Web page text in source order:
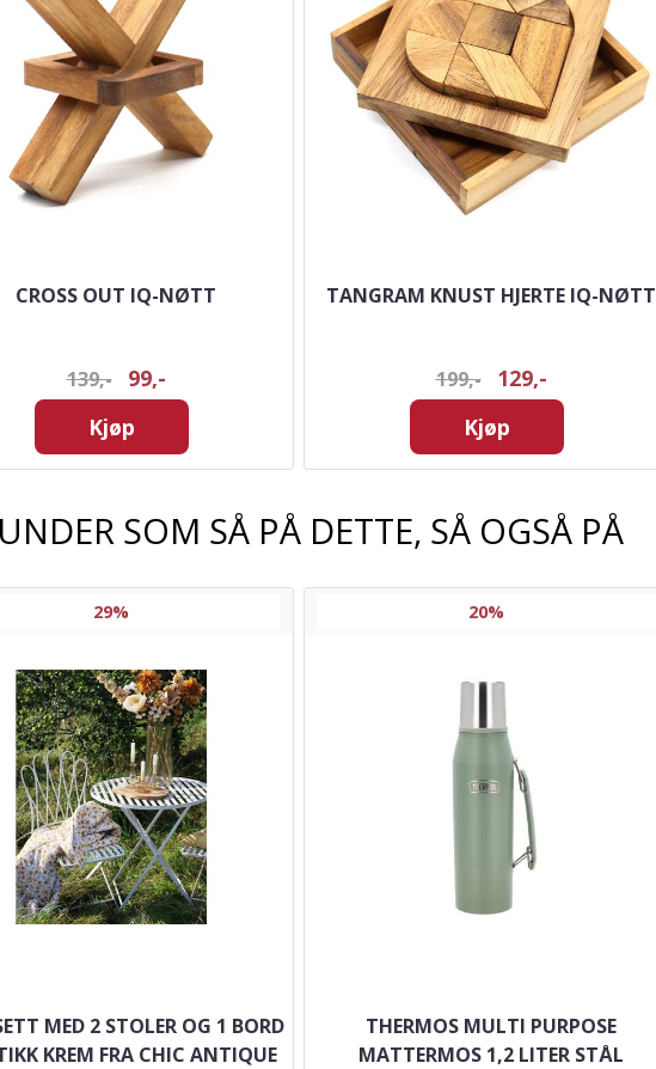
CROSS OUT IQ-NØTT
139,-
99,-
Kjøp
TANGRAM KNUST HJERTE IQ-NØTT
199,-
129,-
Kjøp
SOM SÅ PÅ DETTE, SÅ OGSÅ PÅ
29%
MED 2 STOLER OG 1 BORD
KREM FRA CHIC ANTIQUE
20%
THERMOS MULTI PURPOSE
MATTERMOS 1,2 LITER STÅL